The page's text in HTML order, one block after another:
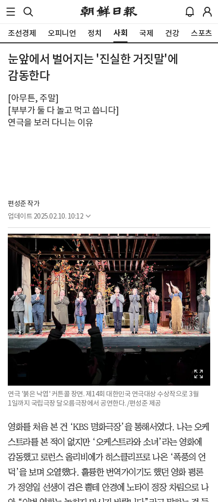
조선경제 오피니언 정치 사회 국제 건강 스포츠
눈앞에서 벌어지는 '진실한 거짓말'에
감동한다
[아무튼, 주말]
[부부가 둘 다 놀고 먹고 씁니다]
연극을 보러 다니는 이유
편성준 작가
업데이트 2025.02.10. 10:12
연극 '붉은 낙엽' 커튼콜 장면. 제14회 대한민국 연극대상 수상작으로 3월
1일까지 국립극장 달오름극장에서 공연한다. /편성준 제공
영화를 처음 본 건 ‘KBS 명화극장’을 통해서였다. 나는 오케
스트라를 본 적이 없지만 ‘오케스트라와 소녀’라는 영화에
감동했고 로런스 올리비에가 히스클리프로 나온 ‘폭풍의 언
덕’을 보며 오열했다. 훌륭한 번역가이기도 했던 영화 평론
가 정영일 선생이 검은 뿔테 안경에 노타이 정장 차림으로 나